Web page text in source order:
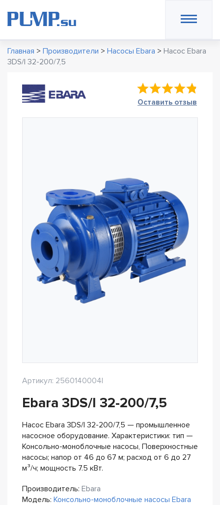
Главная > Производители > Насосы Ebara > Насос Ebara
3DS/I 32-200/7,5
Оставить отзыв
Артикул: 2560140004I
Ebara 3DS/I 32-200/7,5
Насос Ebara 3DS/I 32-200/7,5 — промышленное
насосное оборудование. Характеристики: тип —
Консольно-моноблочные насосы, Поверхностные
насосы; напор от 46 до 67 м; расход от 6 до 27
м³/ч; мощность 7.5 кВт.
Производитель: Ebara
Модель: Консольно-моноблочные насосы Ebara